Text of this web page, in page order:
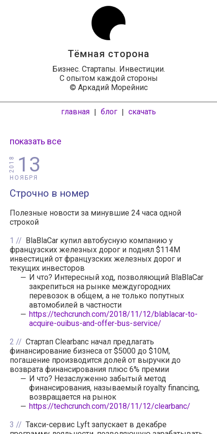
Тёмная сторона
Бизнес. Стартапы. Инвестиции.
С опытом каждой стороны
© Аркадий Морейнис
главная | блог | скачать
показать все
13
НОЯБРЯ
2018
Строчно в номер
Полезные новости за минувшие 24 часа одной
строкой
1
BlaBlaCar купил автобусную компанию у
французских железных дорог и поднял $114M
инвестиций от французских железных дорог и
текущих инвесторов
И что? Интересный ход, позволяющий BlaBlaCar
закрепиться на рынке междугородних
перевозок в общем, а не только попутных
автомобилей в частности
https://techcrunch.com/2018/11/12/blablacar-to-
acquire-ouibus-and-offer-bus-service/
2
Стартап Clearbanc начал предлагать
финансирование бизнеса от $5000 до $10M,
погашение производится долей от выручки до
возврата финансирования плюс 6% премии
И что? Незаслуженно забытый метод
финансирования, называемый royalty financing,
возвращается на рынок
https://techcrunch.com/2018/11/12/clearbanc/
3
Такси-сервис Lyft запускает в декабре